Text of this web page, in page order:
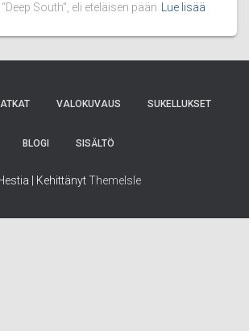
South”, eli eteläisen pään
Lue lisää
VALOKUVAUS SUKELLUKSET
BLOGI SISÄLTÖ
| KehittänytThemeIsle